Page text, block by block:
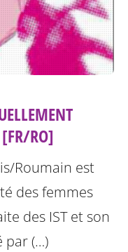
RO]
Roumain est
des femmes
des IST et son
par (…)